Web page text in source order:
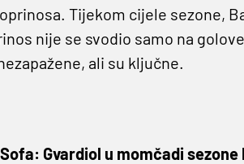
Tijekom cijele sezone,
nije se svodio samo na
ali su ključne.
Sofa: Gvardiol u momčadi